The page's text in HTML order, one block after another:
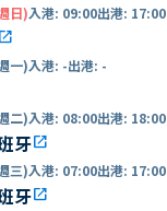
日)入港: 09:00出港: 17:00
open_in_new
一)入港: -出港: -
二)入港: 08:00出港: 18:00
牙open_in_new
三)入港: 07:00出港: 17:00
牙open_in_new